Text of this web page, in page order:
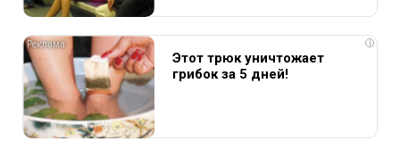
i
Этот трюк уничтожает
грибок за 5 дней!